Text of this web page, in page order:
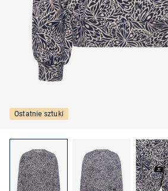
Ostatnie sztuki